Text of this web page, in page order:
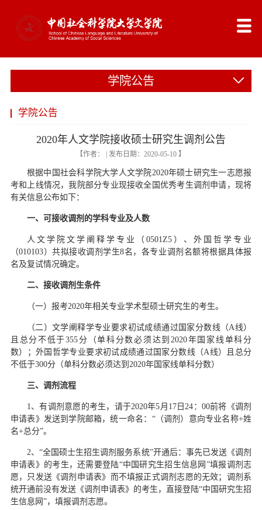
学院公告
学院公告
2020年人文学院接收硕士研究生调剂公告
【作者： | 发布日期：2020-05-10 】
根据中国社会科学院大学人文学院2020年硕士研究生一志愿报
考和上线情况，我院部分专业现接收全国优秀考生调剂申请，现将
有关信息公布如下：
一、可接收调剂的学科专业及人数
人文学院文学阐释学专业（0501Z5）、外国哲学专业
（010103）共拟接收调剂学生8名，各专业调剂名额将根据具体报
名及复试情况确定。
二、接收调剂生条件
（一）报考2020年相关专业学术型硕士研究生的考生。
（二）文学阐释学专业要求初试成绩通过国家分数线（A线）
且总分不低于355分（单科分数必须达到2020年国家线单科分
数）；外国哲学专业要求初试成绩通过国家分数线（A线）且总分
不低于300分（单科分数必须达到2020年国家线单科分数）
三、调剂流程
1、有调剂意愿的考生，请于2020年5月17日24：00前将《调剂
申请表》发送到学院邮箱，统一命名：“（调剂）意向专业名称+姓
名+总分”。
2、“全国硕士生招生调剂服务系统”开通后：事先已发送《调剂
申请表》的考生，还需要登陆“中国研究生招生信息网”填报调剂志
愿，只发送《调剂申请表》而不填报正式调剂志愿的无效；调剂系
统开通前没有发送《调剂申请表》的考生，直接登陆“中国研究生招
生信息网”，填报调剂志愿。